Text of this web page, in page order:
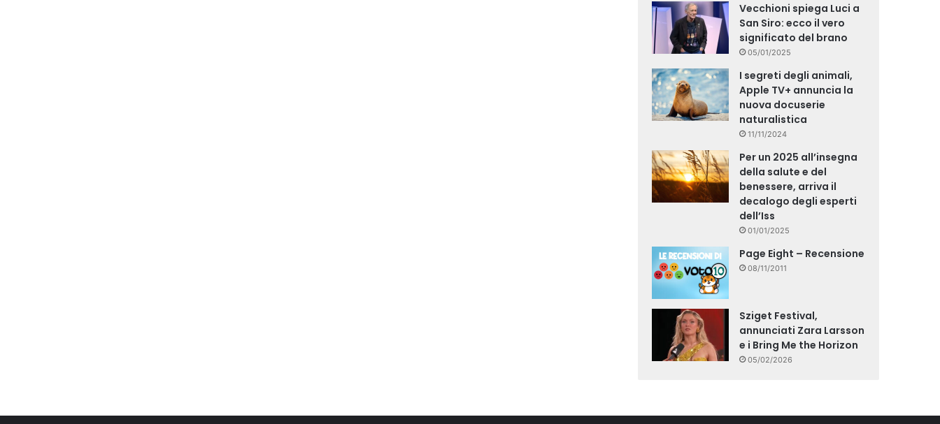
Vecchioni spiega Luci a
San Siro: ecco il vero
significato del brano
05/01/2025
I segreti degli animali,
Apple TV+ annuncia la
nuova docuserie
naturalistica
11/11/2024
Per un 2025 all’insegna
della salute e del
benessere, arriva il
decalogo degli esperti
dell’Iss
01/01/2025
Page Eight – Recensione
08/11/2011
Sziget Festival,
annunciati Zara Larsson
e i Bring Me the Horizon
05/02/2026